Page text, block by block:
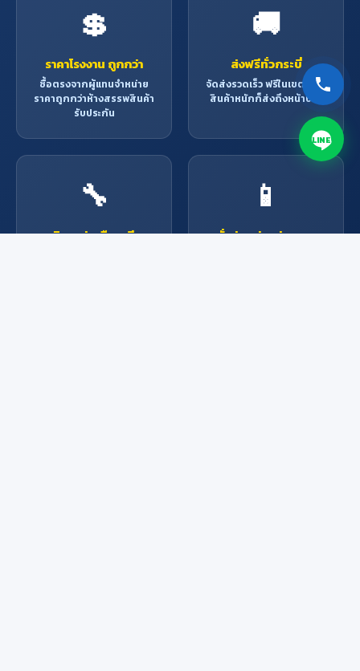
💲
ราคาโรงงาน ถูกกว่า
ซื้อตรงจากผู้แทนจำหน่าย
ราคาถูกกว่าห้างสรรพสินค้า
รับประกัน
🚚
ส่งฟรีทั่วกระบี่
จัดส่งรวดเร็ว ฟรีในเขตกระบี่
สินค้าหนักก็ส่งถึงหน้าบ้าน
🔧
บริการช่างมืออาชีพ
📱
สั่งง่าย ผ่านช่องทาง
LINE